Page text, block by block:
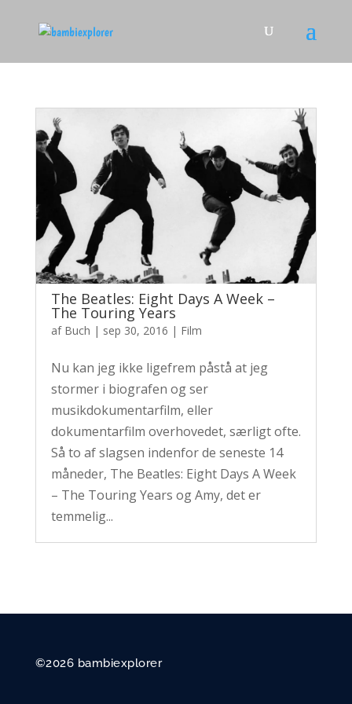
The Beatles: Eight Days A Week –
The Touring Years
af Buch | sep 30, 2016 | Film
Nu kan jeg ikke ligefrem påstå at jeg
stormer i biografen og ser
musikdokumentarfilm, eller
dokumentarfilm overhovedet, særligt ofte.
Så to af slagsen indenfor de seneste 14
måneder, The Beatles: Eight Days A Week
– The Touring Years og Amy, det er
temmelig...
©2026 bambiexplorer